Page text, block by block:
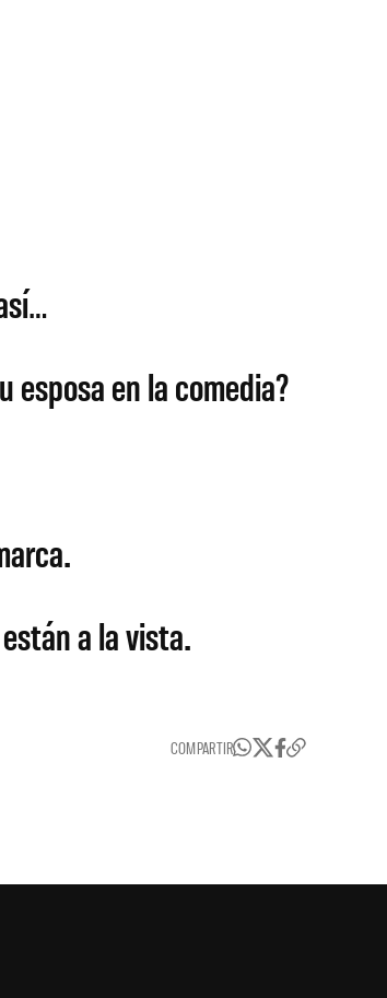
esposa en la comedia?
a la vista.
COMPARTIR